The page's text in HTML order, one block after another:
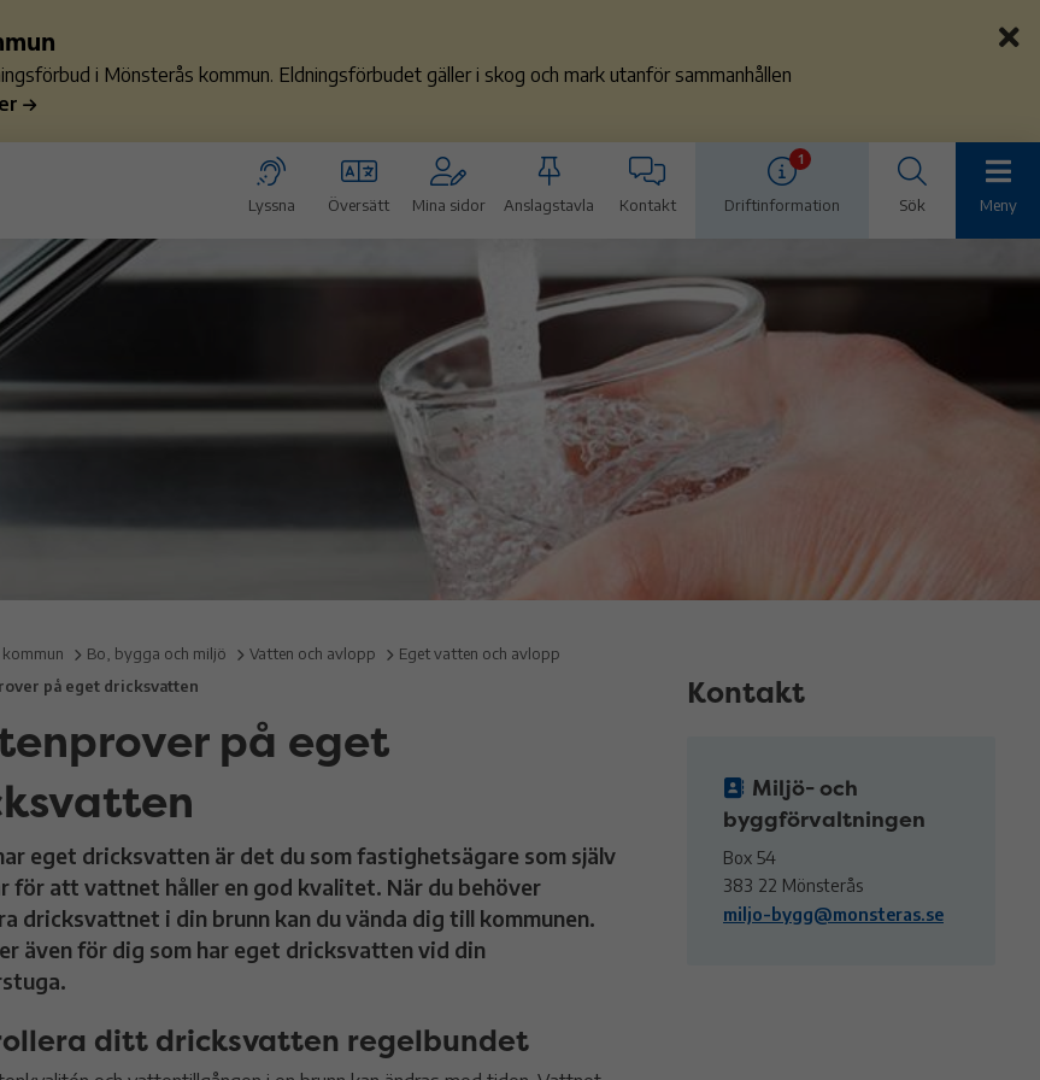
i Mönsterås kommun. Eldningsförbudet gäller i skog och mark utanför sammanhållen
Lyssna Översätt Mina sidor Anslagstavla Kontakt
1
Driftinformation Sök Meny
Bo, bygga och miljö Vatten och avlopp
Eget vatten och avlopp
på eget dricksvatten
på eget
eget dricksvatten är det du som fastighetsägare som själv
för att vattnet håller en god kvalitet. När du behöver
dricksvattnet i din brunn kan du vända dig till kommunen.
även för dig som har eget dricksvatten vid din
ditt dricksvatten regelbundet
Kontakt
Miljö- och
byggförvaltningen
Box 54
383 22 Mönsterås
miljo-bygg@monsteras.se